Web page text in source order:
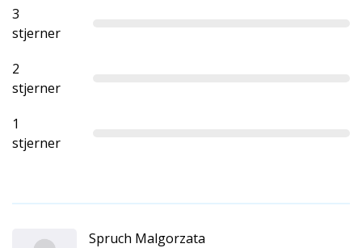
3
stjerner
2
stjerner
1
stjerner
Spruch Malgorzata